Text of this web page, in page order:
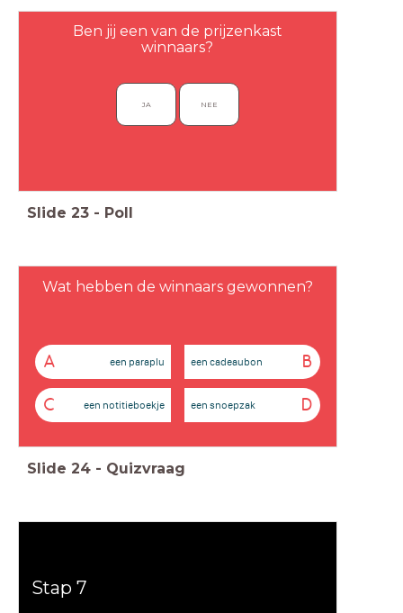
Ben jij een van de prijzenkast
winnaars?
JA NEE
Slide 23 - Poll
Wat hebben de winnaars gewonnen?
A een paraplu B
een cadeaubon
C een notitieboekje D
een snoepzak
Slide 24 - Quizvraag
Stap 7